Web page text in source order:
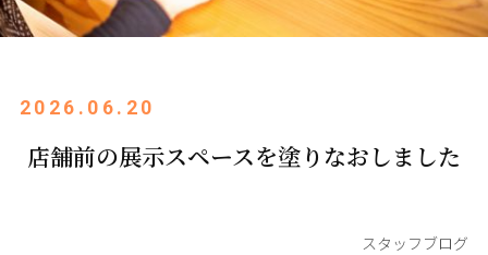
2026.06.20
店舗前の展示スペースを塗りなおしました
スタッフブログ